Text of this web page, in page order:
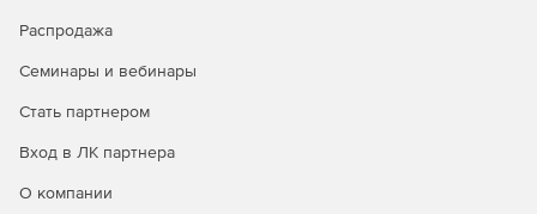
Распродажа
Семинары и вебинары
Стать партнером
Вход в ЛК партнера
О компании